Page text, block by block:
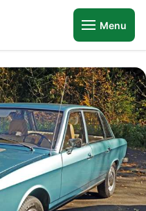
Menu